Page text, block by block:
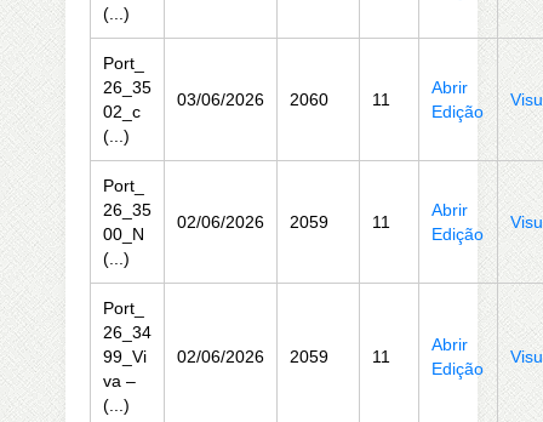
(...)
Port_
26_35
02_c
(...)
03/06/2026 2060 11
Abrir
Edição
Port_
26_35
00_N
(...)
02/06/2026 2059 11
Abrir
Edição
Port_
26_34
99_Vi
va –
(...)
02/06/2026 2059 11
Abrir
Edição